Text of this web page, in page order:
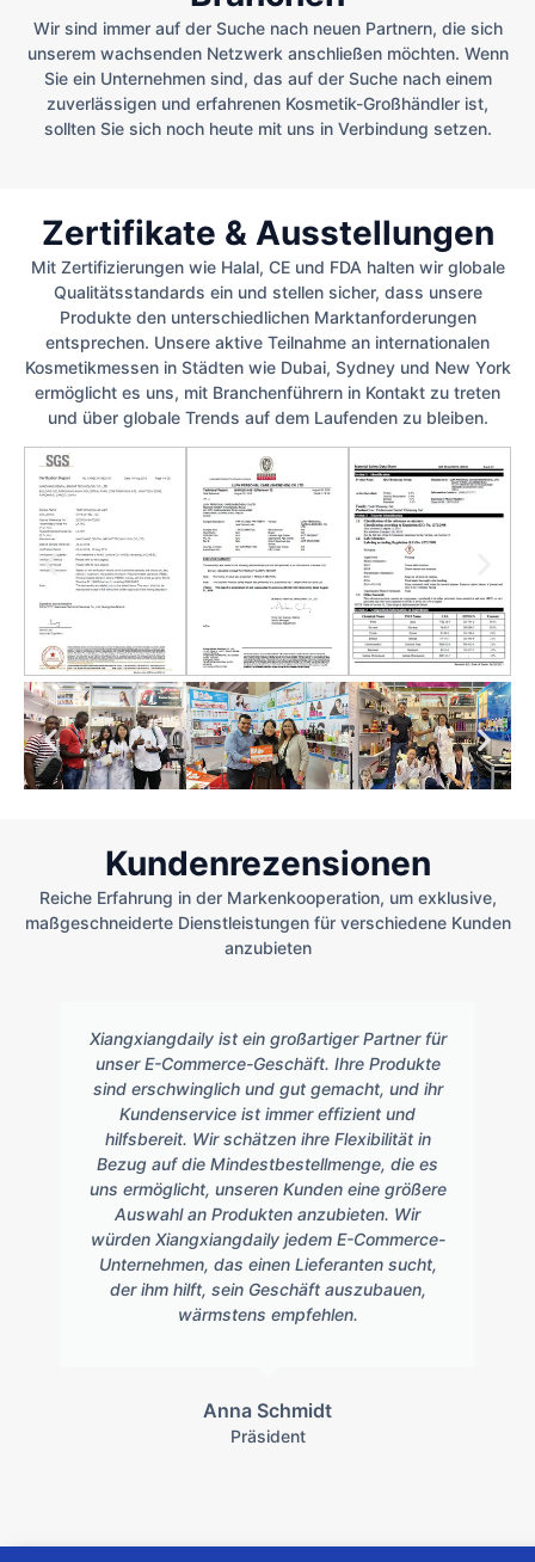
Wir sind immer auf der Suche nach neuen Partnern, die sich
unserem wachsenden Netzwerk anschließen möchten. Wenn
Sie ein Unternehmen sind, das auf der Suche nach einem
zuverlässigen und erfahrenen Kosmetik-Großhändler ist,
sollten Sie sich noch heute mit uns in Verbindung setzen.
Zertifikate & Ausstellungen
Mit Zertifizierungen wie Halal, CE und FDA halten wir globale
Qualitätsstandards ein und stellen sicher, dass unsere
Produkte den unterschiedlichen Marktanforderungen
entsprechen. Unsere aktive Teilnahme an internationalen
Kosmetikmessen in Städten wie Dubai, Sydney und New York
ermöglicht es uns, mit Branchenführern in Kontakt zu treten
und über globale Trends auf dem Laufenden zu bleiben.
Kundenrezensionen
Reiche Erfahrung in der Markenkooperation, um exklusive,
maßgeschneiderte Dienstleistungen für verschiedene Kunden
anzubieten
Xiangxiangdaily ist ein großartiger Partner für
unser E-Commerce-Geschäft. Ihre Produkte
sind erschwinglich und gut gemacht, und ihr
Kundenservice ist immer effizient und
hilfsbereit. Wir schätzen ihre Flexibilität in
Bezug auf die Mindestbestellmenge, die es
uns ermöglicht, unseren Kunden eine größere
Auswahl an Produkten anzubieten. Wir
würden Xiangxiangdaily jedem E-Commerce-
Unternehmen, das einen Lieferanten sucht,
der ihm hilft, sein Geschäft auszubauen,
wärmstens empfehlen.
Anna Schmidt
Präsident